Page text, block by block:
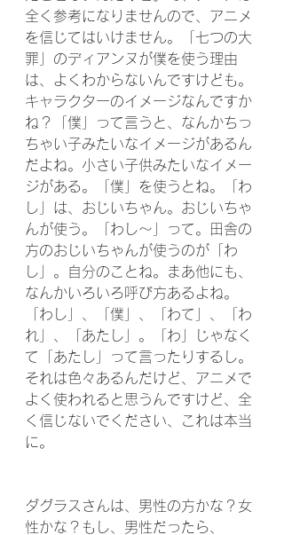
全く参考になりませんので、アニメ
を信じてはいけません。「七つの大
罪」のディアンヌが僕を使う理由
は、よくわからないんですけども。
キャラクターのイメージなんですか
ね？「僕」って言うと、なんかちっ
ちゃい子みたいなイメージがあるん
だよね。小さい子供みたいなイメー
ジがある。「僕」を使うとね。「わ
し」は、おじいちゃん。おじいちゃ
んが使う。「わし～」って。田舎の
方のおじいちゃんが使うのが「わ
し」。自分のことね。まあ他にも、
なんかいろいろ呼び方あるよね。
「わし」、「僕」、「わて」、「わ
れ」、「あたし」。「わ」じゃなく
て「あたし」って言ったりするし。
それは色々あるんだけど、アニメで
よく使われると思うんですけど、全
く信じないでください、これは本当
に。
ダグラスさんは、男性の方かな？女
性かな？もし、男性だったら、